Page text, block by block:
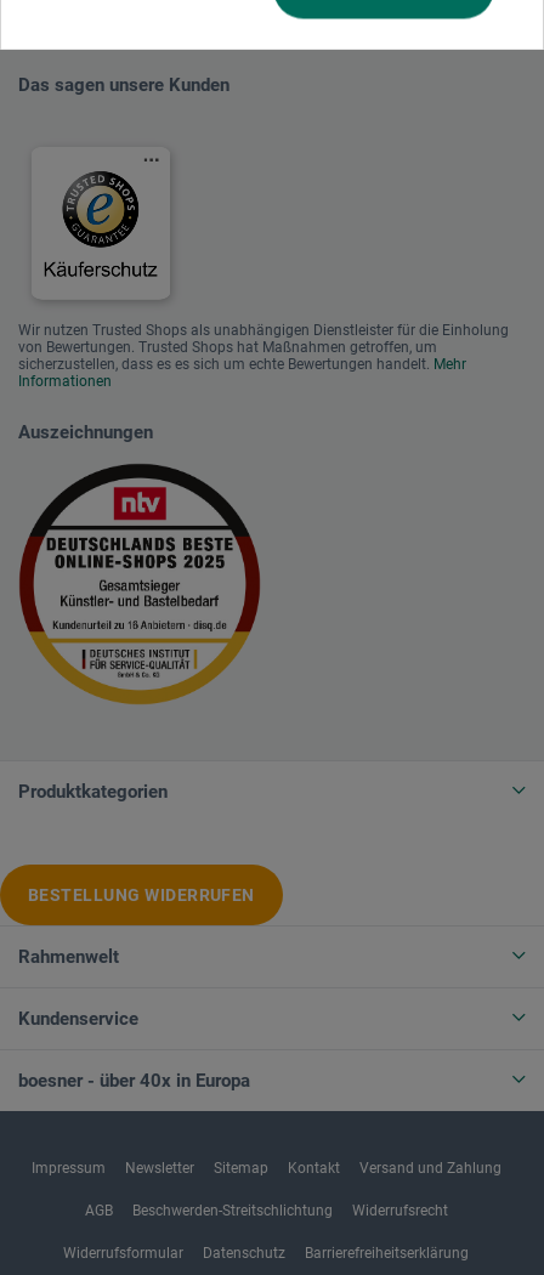
Das sagen unsere Kunden
Wir nutzen Trusted Shops als unabhängigen Dienstleister für die Einholung
von Bewertungen. Trusted Shops hat Maßnahmen getroffen, um
sicherzustellen, dass es es sich um echte Bewertungen handelt. Mehr
Informationen
Auszeichnungen
Produktkategorien
BESTELLUNG WIDERRUFEN
Rahmenwelt
Kundenservice
boesner - über 40x in Europa
Impressum Newsletter Sitemap Kontakt Versand und Zahlung
AGB Beschwerden-Streitschlichtung Widerrufsrecht
Widerrufsformular Datenschutz Barrierefreiheitserklärung